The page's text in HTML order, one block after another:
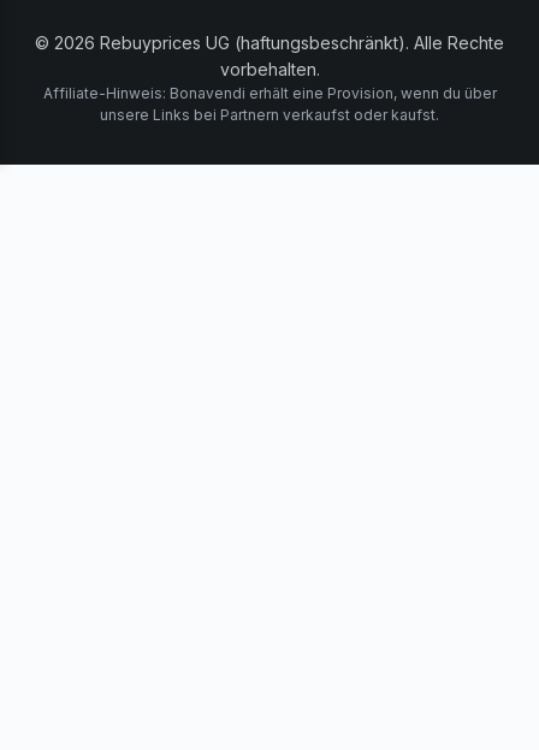
© 2026 Rebuyprices UG (haftungsbeschränkt). Alle Rechte
vorbehalten.
Affiliate-Hinweis: Bonavendi erhält eine Provision, wenn du über
unsere Links bei Partnern verkaufst oder kaufst.